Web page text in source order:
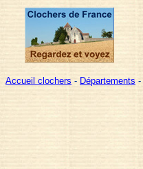
Accueil clochers - Départements -